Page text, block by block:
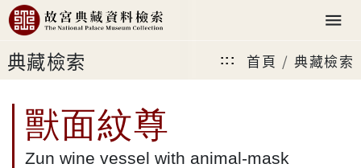
典藏檢索 ::: 首頁 典藏檢索
獸面紋尊
Zun wine vessel with animal-mask